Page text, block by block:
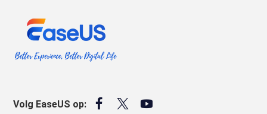
Volg EaseUS op:   